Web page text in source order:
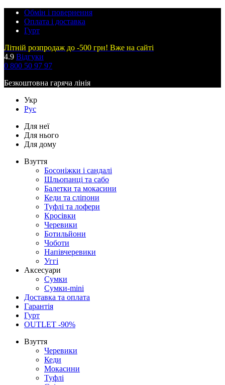
Обмін і повернення
Оплата і доставка
Гурт
Літній розпродаж до -500 грн! Вже на сайті
4.9 Відгуки
0 800 50 97 97
Безкоштовна гаряча лінія
Укр
Рус
Для неї
Для нього
Для дому
Взуття
Босоніжки і сандалі
Шльопанці та сабо
Балетки та мокасини
Кеди та сліпони
Туфлі та лофери
Кросівки
Черевики
Ботильйони
Чоботи
Напівчеревики
Уггі
Аксесуари
Сумки
Сумки-mini
Доставка та оплата
Гарантія
Гурт
OUTLET -90%
Взуття
Черевики
Кеди
Мокасини
Туфлі